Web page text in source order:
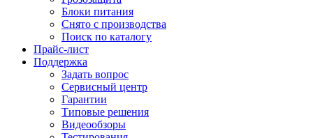
Блоки питания
Снято с производства
Поиск по каталогу
Прайс-лист
Поддержка
Задать вопрос
Сервисный центр
Гарантии
Типовые решения
Видеообзоры